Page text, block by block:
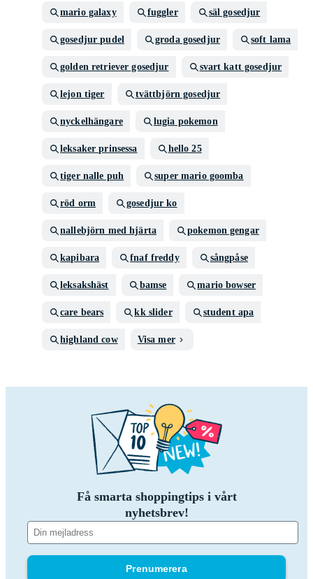
mario galaxy fuggler säl gosedjur
gosedjur pudel groda gosedjur soft lama
golden retriever gosedjur svart katt gosedjur
lejon tiger tvättbjörn gosedjur
nyckelhängare lugia pokemon
leksaker prinsessa hello 25
tiger nalle puh super mario goomba
röd orm gosedjur ko
nallebjörn med hjärta pokemon gengar
kapibara fnaf freddy sångpåse
leksakshäst bamse mario bowser
care bears kk slider student apa
highland cow Visa mer
Få smarta shoppingtips i vårt
nyhetsbrev!
Prenumerera